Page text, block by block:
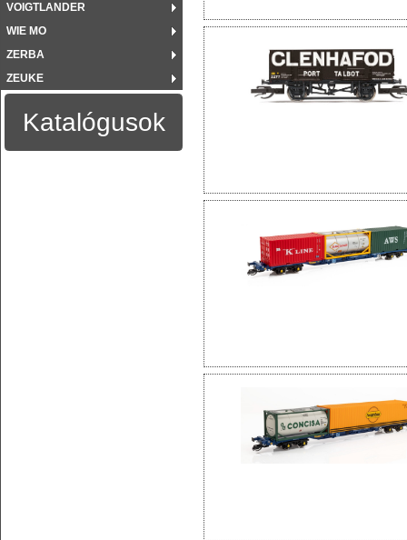
VOIGTLANDER
WIE MO
ZERBA
ZEUKE
Katalógusok